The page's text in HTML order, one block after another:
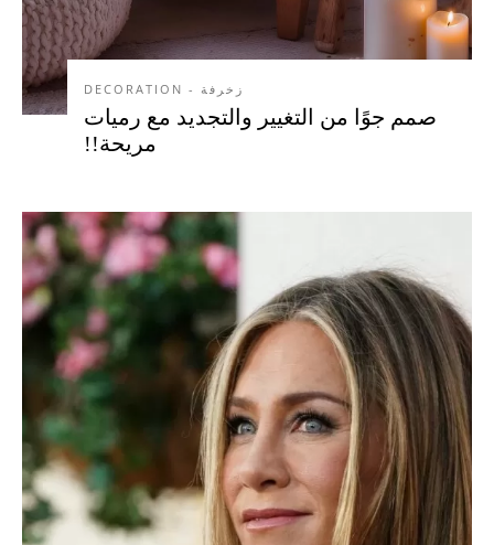
زخرفة - DECORATION
صمم جوًا من التغيير والتجديد مع رميات
مريحة!!